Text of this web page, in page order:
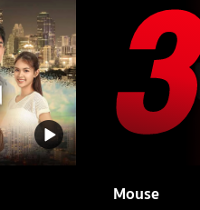
Mouse